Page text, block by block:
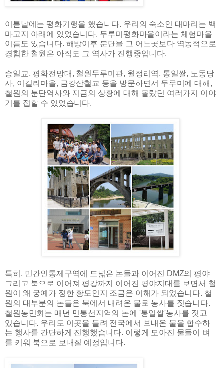
이튿날에는 평화기행을 했습니다. 우리의 숙소인 대마리는 백
마고지 아래에 있었습니다. 두루미평화마을이라는 체험마을
이름도 있습니다. 해방이후 분단을 그 어느곳보다 역동적으로
경험한 철원은 아직도 그 역사가 진행중입니다.
승일교, 평화전망대, 철원두루미관, 월정리역, 통일쌀, 노동당
사, 이길리마을, 금강산철교 등을 방문하면서 두루미에 대해,
철원의 분단역사와 지금의 상황에 대해 몰랐던 여러가지 이야
기를 접할 수 있었습니다.
특히, 민간인통제구역에 드넓은 논들과 이어진 DMZ의 평야
그리고 북으로 이어져 평강까지 이어진 평야지대를 보면서 철
원이 왜 궁예가 정한 황도인지 조금은 이해가 되었습니다. 철
원의 대부분의 논들은 북에서 내려온 물로 농사를 짓습니다.
철원농민회는 매년 민통선지역의 논에 '통일쌀'농사를 짓고
있습니다. 우리도 이곳을 들려 전국에서 보내온 물을 합수하
는 행사를 간단하게 진행했습니다. 이렇게 모아진 물들이 벼
를 키워 북으로 보내질 예정입니다.